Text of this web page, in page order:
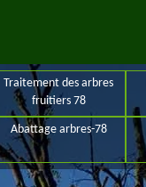
Traitement des arbres
fruitiers 78
Abattage arbres-78